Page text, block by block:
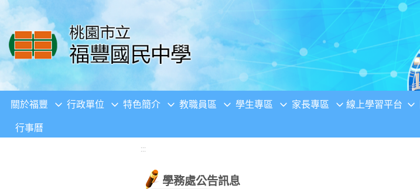
移至網頁之主要內容區位置
關於福豐 行政單位 特色簡介 教職員區 學生專區 家長專區 線上學習平台
行事曆
:::
學務處公告訊息